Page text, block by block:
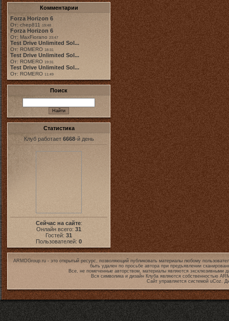
Комментарии
Forza Horizon 6
От: chep811 19:48
Forza Horizon 6
От: MaxFiorano 23:47
Test Drive Unlimited Sol...
От: ROMERO 18:31
Test Drive Unlimited Sol...
От: ROMERO 19:31
Test Drive Unlimited Sol...
От: ROMERO 11:49
Поиск
Статистика
Клуб работает 6668-й день
Сейчас на сайте:
Онлайн всего: 31
Гостей: 31
Пользователей: 0
ARMDGroup.ru - это открытый ресурс, позволяющий публиковать материалы любому
быть удален по просьбе автора при предъявлении
Все, не помеченные авторством, материалы являются эксклюзивными
Вся символика и дизайн Клуба являются собственностью
Сайт управляется системой uCoz.